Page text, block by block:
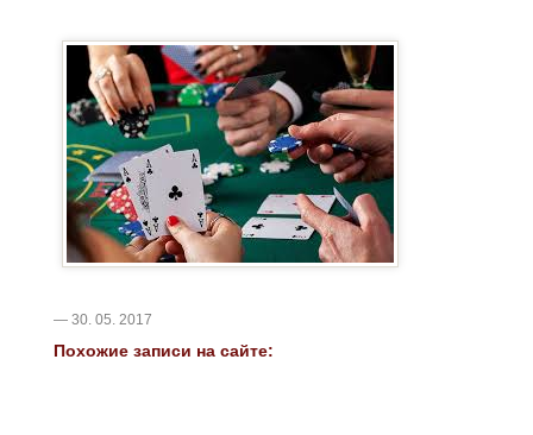
— 30. 05. 2017
Похожие записи на сайте: